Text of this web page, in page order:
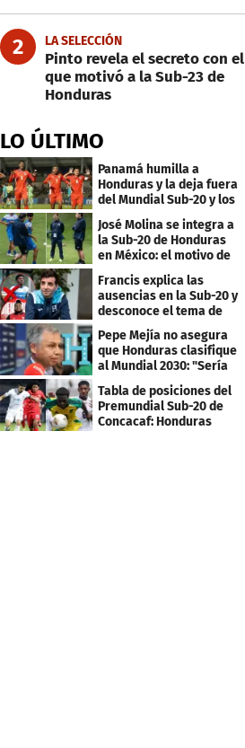
2 LA SELECCIÓN
Pinto revela el secreto con el
que motivó a la Sub-23 de
Honduras
LO ÚLTIMO
Panamá humilla a
Honduras y la deja fuera
del Mundial Sub-20 y los
Juegos Olímpicos
José Molina se integra a
la Sub-20 de Honduras
en México: el motivo de
su viaje
Francis explica las
ausencias en la Sub-20 y
desconoce el tema de
los tiktokers
Pepe Mejía no asegura
que Honduras clasifique
al Mundial 2030: "Sería
mentir"
Tabla de posiciones del
Premundial Sub-20 de
Concacaf: Honduras